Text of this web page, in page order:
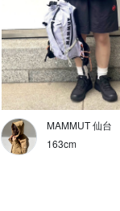
MAMMUT 仙台
163cm